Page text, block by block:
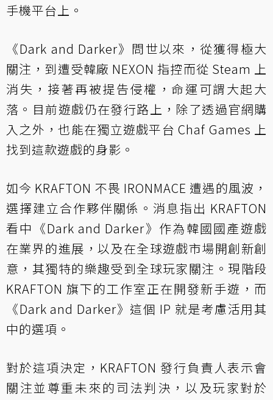
手機平台上。
《Dark and Darker》問世以來，從獲得極大
關注，到遭受韓廠 NEXON 指控而從 Steam 上
消失，接著再被提告侵權，命運可謂大起大
落。目前遊戲仍在發行路上，除了透過官網購
入之外，也能在獨立遊戲平台 Chaf Games 上
找到這款遊戲的身影。
如今 KRAFTON 不畏 IRONMACE 遭遇的風波，
選擇建立合作夥伴關係。消息指出 KRAFTON
看中《Dark and Darker》作為韓國國產遊戲
在業界的進展，以及在全球遊戲市場開創新創
意，其獨特的樂趣受到全球玩家關注。現階段
KRAFTON 旗下的工作室正在開發新手遊，而
《Dark and Darker》這個 IP 就是考慮活用其
中的選項。
對於這項決定，KRAFTON 發行負責人表示會
關注並尊重未來的司法判決，以及玩家對於